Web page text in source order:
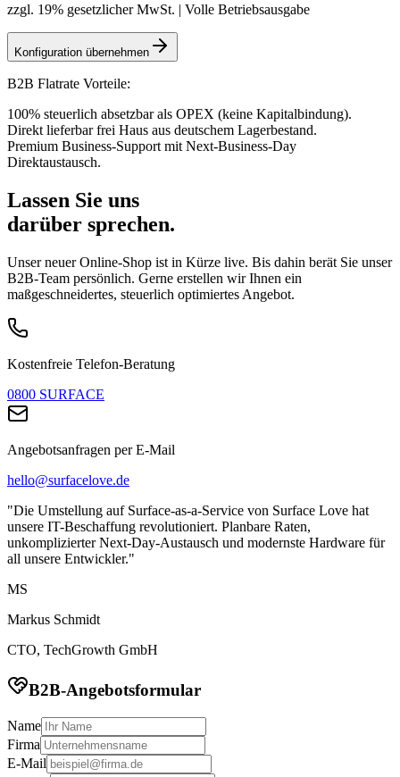
zzgl. 19% gesetzlicher MwSt. | Volle Betriebsausgabe
Konfiguration übernehmen
B2B Flatrate Vorteile:
100% steuerlich absetzbar als OPEX (keine Kapitalbindung).
Direkt lieferbar frei Haus aus deutschem Lagerbestand.
Premium Business-Support mit Next-Business-Day
Direktaustausch.
Lassen Sie uns
darüber sprechen.
Unser neuer Online-Shop ist in Kürze live. Bis dahin berät Sie unser
B2B-Team persönlich. Gerne erstellen wir Ihnen ein
maßgeschneidertes, steuerlich optimiertes Angebot.
Kostenfreie Telefon-Beratung
0800 SURFACE
Angebotsanfragen per E-Mail
hello@surfacelove.de
"Die Umstellung auf Surface-as-a-Service von Surface Love hat
unsere IT-Beschaffung revolutioniert. Planbare Raten,
unkomplizierter Next-Day-Austausch und modernste Hardware für
all unsere Entwickler."
MS
Markus Schmidt
CTO, TechGrowth GmbH
B2B-Angebotsformular
Name
Firma
E-Mail